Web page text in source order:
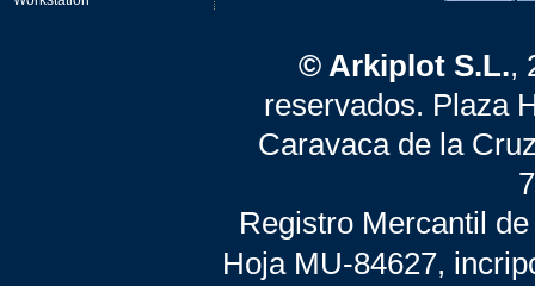
© Arkiplot S.L.,
reservados. Plaza
Caravaca de la
Registro Mercantil
Hoja MU-84627,